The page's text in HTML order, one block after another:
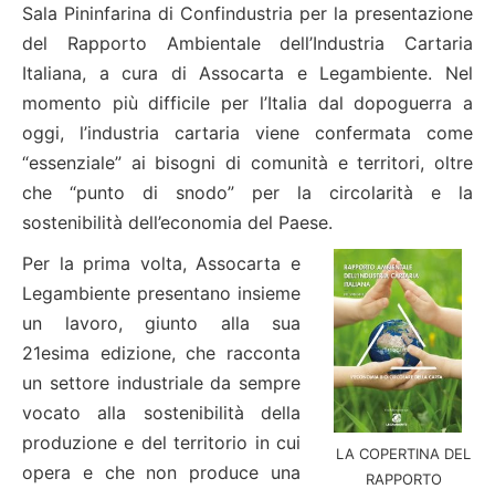
Sala Pininfarina di Confindustria per la presentazione
del Rapporto Ambientale dell’Industria Cartaria
Italiana, a cura di Assocarta e Legambiente. Nel
momento più difficile per l’Italia dal dopoguerra a
oggi, l’industria cartaria viene confermata come
“essenziale” ai bisogni di comunità e territori, oltre
che “punto di snodo” per la circolarità e la
sostenibilità dell’economia del Paese.
LA COPERTINA DEL
RAPPORTO
Per la prima volta, Assocarta e
Legambiente presentano insieme
un lavoro, giunto alla sua
21esima edizione, che racconta
un settore industriale da sempre
vocato alla sostenibilità della
produzione e del territorio in cui
opera e che non produce una